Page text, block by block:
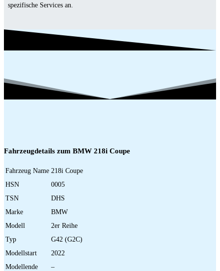
spezifische Services an.
Fahrzeugdetails zum BMW 218i Coupe
Fahrzeug Name 218i Coupe
HSN
0005
TSN
DHS
Marke
BMW
Modell
2er Reihe
Typ
G42 (G2C)
Modellstart
2022
Modellende
–